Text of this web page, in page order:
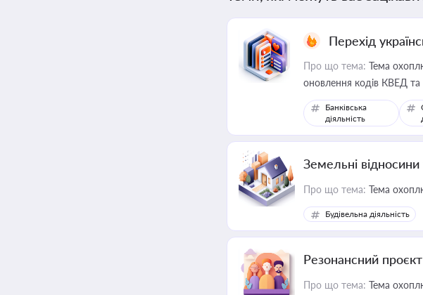
Перехід
Про що тема: Тема
оновлення кодів КВЕД та
Банківська
діяльність
Земельні відносини
Про що тема: Тема
Будівельна діяльність
Резонансний
Про що тема: Тема